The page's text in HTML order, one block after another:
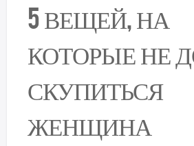
5 ВЕЩЕЙ, НА
КОТОРЫЕ НЕ
СКУПИТЬСЯ
ЖЕНЩИНА